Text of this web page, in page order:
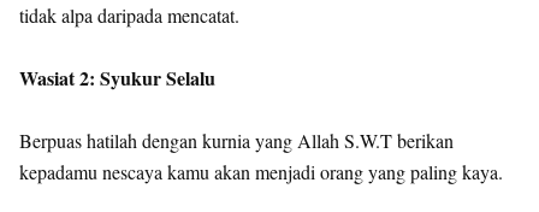
tidak alpa daripada mencatat.
Wasiat 2: Syukur Selalu
Berpuas hatilah dengan kurnia yang Allah S.W.T berikan
kepadamu nescaya kamu akan menjadi orang yang paling kaya.